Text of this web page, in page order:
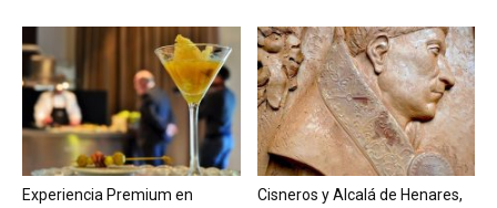
Experiencia Premium en
Cisneros y Alcalá de Henares,